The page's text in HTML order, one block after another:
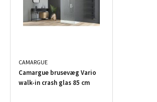
CAMARGUE
Camargue brusevæg Vario
walk-in crash glas 85 cm